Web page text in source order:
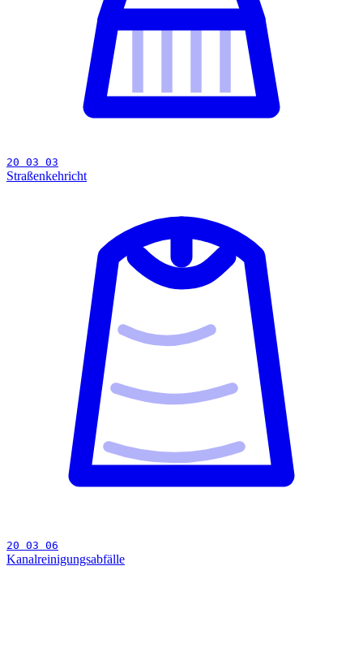
20 03 03
Straßenkehricht
20 03 06
Kanalreinigungsabfälle